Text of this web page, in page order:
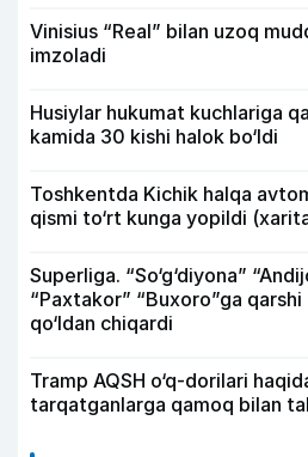
Vinisius “Real” bilan uzoq
imzoladi
Husiylar hukumat kuchlariga
kamida 30 kishi halok bo‘ldi
Toshkentda Kichik halqa
qismi to‘rt kunga yopildi
Superliga. “So‘g‘diyona”
“Paxtakor” “Buxoro”ga qarshi
qo‘ldan chiqardi
Tramp AQSH o‘q-dorilari
tarqatganlarga qamoq bilan